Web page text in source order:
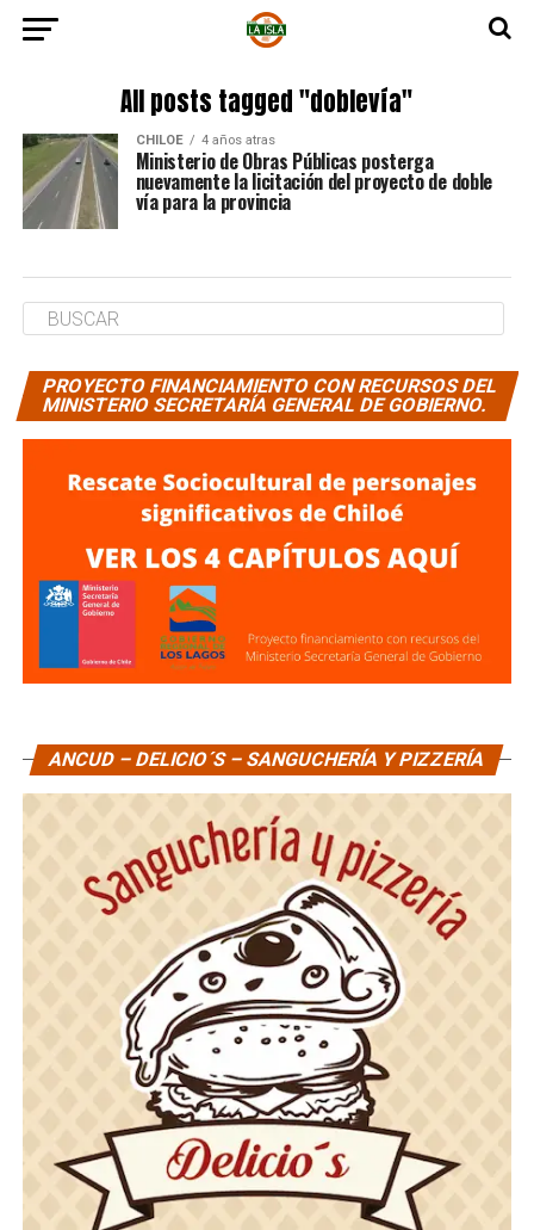
All posts tagged "doblevía"
CHILOE 4 años atras
Ministerio de Obras Públicas posterga
nuevamente la licitación del proyecto de doble
vía para la provincia
PROYECTO FINANCIAMIENTO CON RECURSOS DEL
MINISTERIO SECRETARÍA GENERAL DE GOBIERNO.
ANCUD – DELICIO´S – SANGUCHERÍA Y PIZZERÍA